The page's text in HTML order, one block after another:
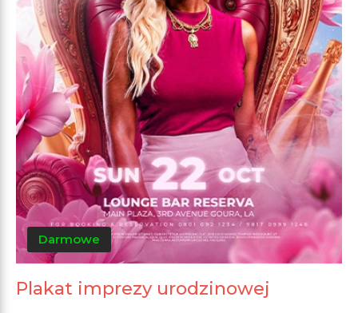
Darmowe
Plakat imprezy urodzinowej